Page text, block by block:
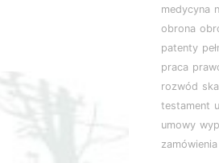
medycyna
obrona
patenty
praca
rozwód
testament
umowy